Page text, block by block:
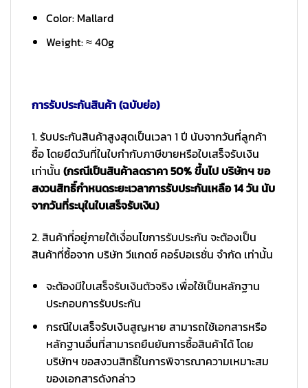
Color: Mallard
Weight: ≈ 40g
การรับประกันสินค้า (ฉบับย่อ)
1. รับประกันสินค้าสูงสุดเป็นเวลา 1 ปี นับจากวันที่ลูกค้า
ซื้อ โดยยึดวันที่ในใบกำกับภาษีขายหรือใบเสร็จรับเงิน
เท่านั้น (กรณีเป็นสินค้าลดราคา 50% ขึ้นไป บริษัทฯ ขอ
สงวนสิทธิ์กำหนดระยะเวลาการรับประกันเหลือ 14 วัน นับ
จากวันที่ระบุในใบเสร็จรับเงิน)
2. สินค้าที่อยู่ภายใต้เงื่อนไขการรับประกัน จะต้องเป็น
สินค้าที่ซื้อจาก บริษัท วีแกดซ์ คอร์ปอเรชั่น จำกัด เท่านั้น
จะต้องมีใบเสร็จรับเงินตัวจริง เพื่อใช้เป็นหลักฐาน
ประกอบการรับประกัน
กรณีใบเสร็จรับเงินสูญหาย สามารถใช้เอกสารหรือ
หลักฐานอื่นที่สามารถยืนยันการซื้อสินค้าได้ โดย
บริษัทฯ ขอสงวนสิทธิ์ในการพิจารณาความเหมาะสม
ของเอกสารดังกล่าว